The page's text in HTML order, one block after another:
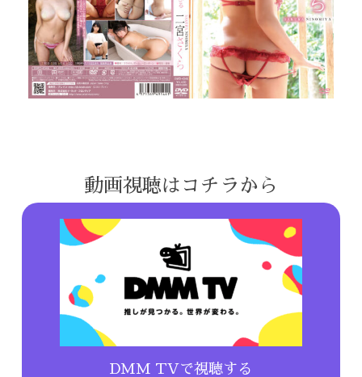
動画視聴はコチラから
DMM TVで視聴する